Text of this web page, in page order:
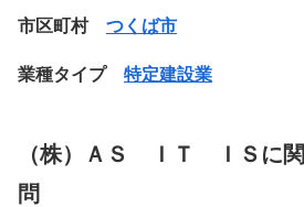
市区町村 つくば市
業種タイプ 特定建設業
（株）ＡＳ ＩＴ ＩＳに
問